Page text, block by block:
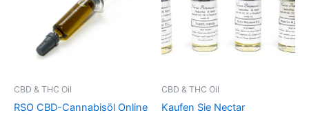
CBD & THC Oil
RSO CBD-Cannabisöl Online
CBD & THC Oil
Kaufen Sie Nectar